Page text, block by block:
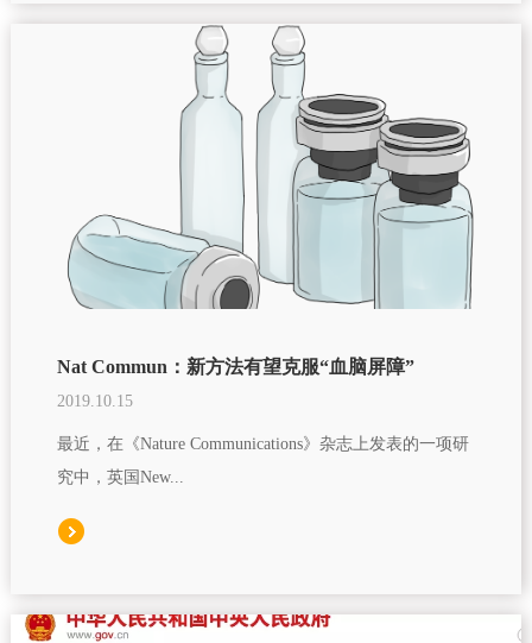
Nat Commun：新方法有望克服“血脑屏障”
2019.10.15
最近，在《Nature Communications》杂志上发表的一项研
究中，英国New...